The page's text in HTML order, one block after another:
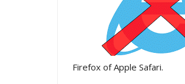
Firefox of Apple Safari.